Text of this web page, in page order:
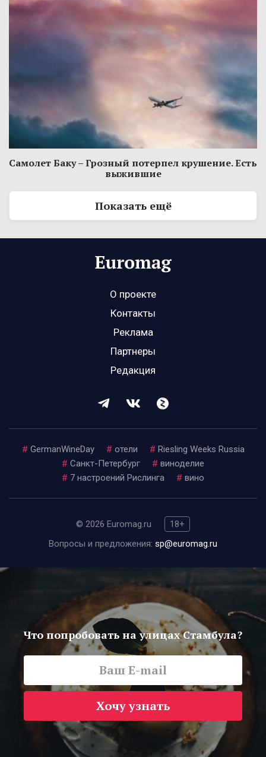
Самолет Баку – Грозный потерпел крушение. Есть
выжившие
Показать ещё
О проекте
Контакты
Реклама
Партнеры
Редакция
# GermanWineDay # отели # Riesling Weeks Russia
# Санкт-Петербург # виноделие
# 7 настроений Рислинга # вино
© 2026 Euromag.ru
18+
Вопросы и предложения: sp@euromag.ru
Что попробовать на улицах Стамбула?
Хочу узнать